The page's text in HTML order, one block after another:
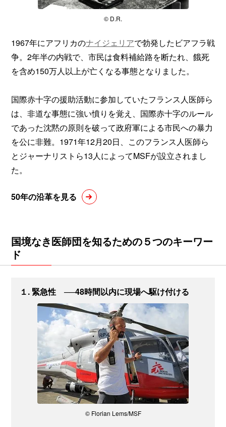
1967年にアフリカのナイジェリアで勃発したビアフラ戦
争。2年半の内戦で、市民は食料補給路を断たれ、餓死
を含め150万人以上が亡くなる事態となりました。
国際赤十字の援助活動に参加していたフランス人医師ら
は、非道な事態に強い憤りを覚え、国際赤十字のルール
であった沈黙の原則を破って政府軍による市民への暴力
を公に非難。1971年12月20日、このフランス人医師ら
とジャーナリストら13人によってMSFが設立されまし
た。
© D.R.
50年の沿革を見る
国境なき医師団を知るための５つのキーワー
ド
１. 緊急性 ──48時間以内に現場へ駆け付ける
© Florian Lems/MSF